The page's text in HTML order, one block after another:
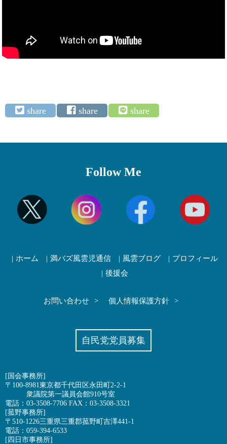
Follow Me
ホーム 満バズ風雲児通信 風雲ブログ
プロフィール
後援会
お問い合わせ 個人情報保護方針
自民党党員募集
[国会事務所]
〒100-8981東京都千代田区永田町2-2-1
衆議院第一議員会館910号室
電話：03-3508-7706 FAX：03-3508-3321
[菰野事務所]
〒510-1226三重県三重郡菰野町吉澤441-1
電話：059-394-6533
[四日市事務所]